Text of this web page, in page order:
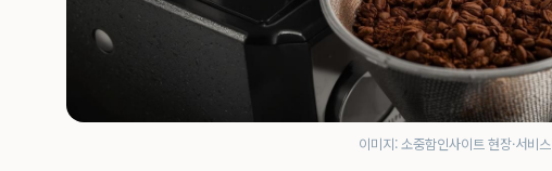
이미지: 소중함인사이트 현장·서비